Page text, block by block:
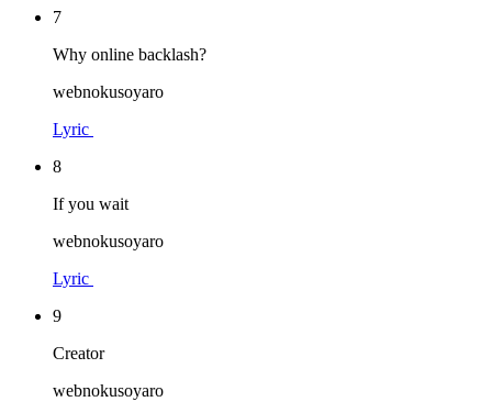
7
Why online backlash?
webnokusoyaro
Lyric
8
If you wait
webnokusoyaro
Lyric
9
Creator
webnokusoyaro